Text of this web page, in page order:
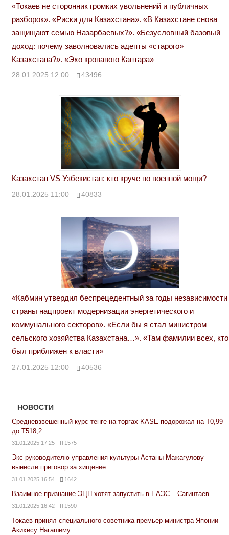
«Токаев не сторонник громких увольнений и публичных
разборок». «Риски для Казахстана». «В Казахстане снова
защищают семью Назарбаевых?». «Безусловный базовый
доход: почему заволновались адепты «старого»
Казахстана?». «Эхо кровавого Кантара»
28.01.2025 12:00 43496
Казахстан VS Узбекистан: кто круче по военной мощи?
28.01.2025 11:00 40833
«Кабмин утвердил беспрецедентный за годы независимости
страны нацпроект модернизации энергетического и
коммунального секторов». «Если бы я стал министром
сельского хозяйства Казахстана…». «Там фамилии всех, кто
был приближен к власти»
27.01.2025 12:00 40536
НОВОСТИ
Средневзвешенный курс тенге на торгах KASE подорожал на Т0,99
до Т518,2
31.01.2025 17:25 1575
Экс-руководителю управления культуры Астаны Мажагулову
вынесли приговор за хищение
31.01.2025 16:54 1642
Взаимное признание ЭЦП хотят запустить в ЕАЭС – Сагинтаев
31.01.2025 16:42 1590
Токаев принял специального советника премьер-министра Японии
Акихису Нагашиму